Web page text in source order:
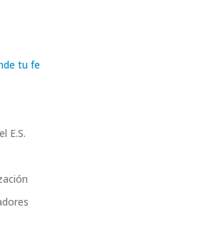
tu fe
E.S.